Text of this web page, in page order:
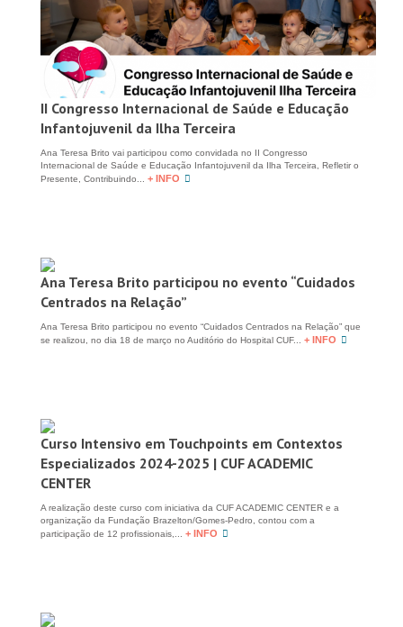
II Congresso Internacional de Saúde e Educação
Infantojuvenil da Ilha Terceira
Ana Teresa Brito vai participou como convidada no II Congresso
Internacional de Saúde e Educação Infantojuvenil da Ilha Terceira, Refletir o
Presente, Contribuindo... + INFO
Ana Teresa Brito participou no evento “Cuidados
Centrados na Relação”
Ana Teresa Brito participou no evento “Cuidados Centrados na Relação” que
se realizou, no dia 18 de março no Auditório do Hospital CUF... + INFO
Curso Intensivo em Touchpoints em Contextos
Especializados 2024-2025 | CUF ACADEMIC
CENTER
A realização deste curso com iniciativa da CUF ACADEMIC CENTER e a
organização da Fundação Brazelton/Gomes-Pedro, contou com a
participação de 12 profissionais,... + INFO